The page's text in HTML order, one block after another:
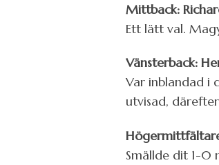
Mittback:
Ett lätt val.
Vänsterback:
Var inblandad i
utvisad,
Smällde dit 1-0